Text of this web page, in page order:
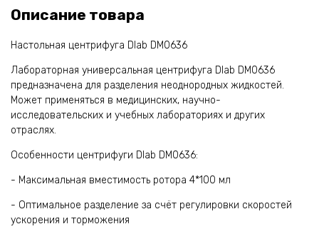
Описание товара
Настольная центрифуга Dlab DM0636
Лабораторная универсальная центрифуга Dlab DM0636
предназначена для разделения неоднородных жидкостей.
Может применяться в медицинских, научно-
исследовательских и учебных лабораториях и других
отраслях.
Особенности центрифуги Dlab DM0636:
- Максимальная вместимость ротора 4*100 мл
- Оптимальное разделение за счёт регулировки скоростей
ускорения и торможения